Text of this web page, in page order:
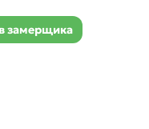
замерщика